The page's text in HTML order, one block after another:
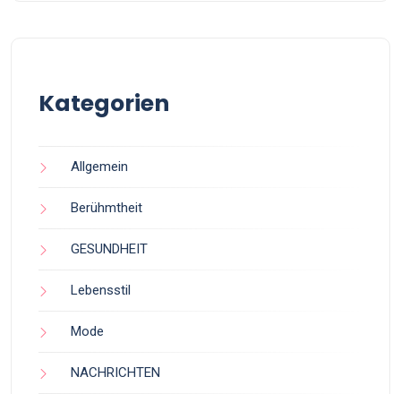
Kategorien
Allgemein
Berühmtheit
GESUNDHEIT
Lebensstil
Mode
NACHRICHTEN